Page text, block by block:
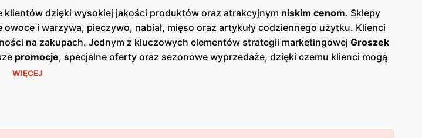
dzięki wysokiej jakości produktów oraz atrakcyjnym niskim cenom. Sklepy
i warzywa, pieczywo, nabiał, mięso oraz artykuły codziennego użytku. Klienci
na zakupach. Jednym z kluczowych elementów strategii marketingowej Groszek
promocje, specjalne oferty oraz sezonowe wyprzedaże, dzięki czemu klienci mogą
te są dostępne zarówno w formie papierowej w sklepach, jak i online, co umożliwia
klientów. Produkty oferowane przez
własne, które są dostępne w atrakcyjnychniskich cenach. Sieć stawia na
WIĘCEJ